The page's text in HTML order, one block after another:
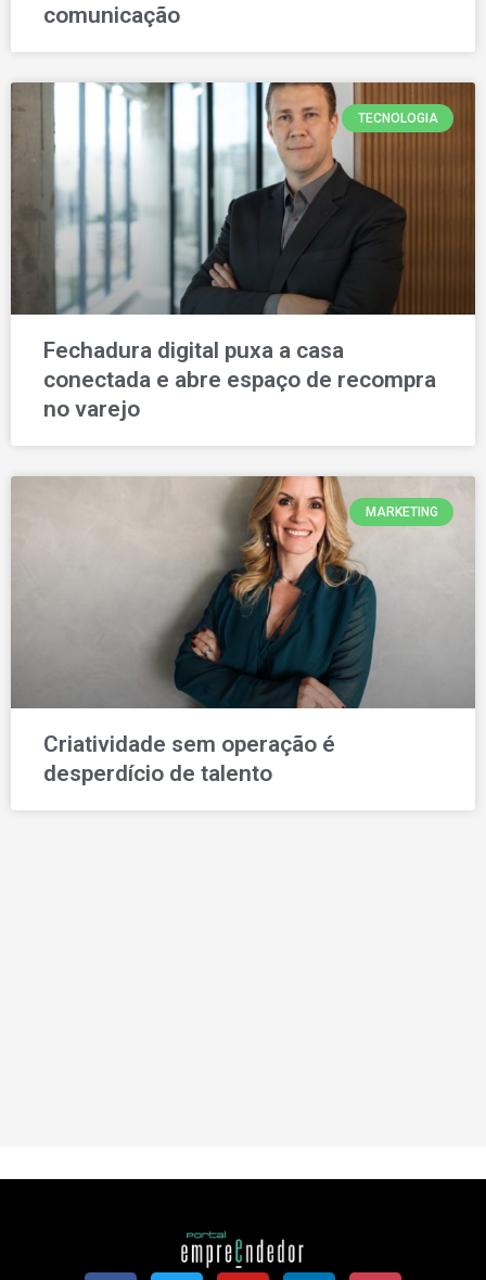
comunicação
TECNOLOGIA
Fechadura digital puxa a casa
conectada e abre espaço de recompra
no varejo
MARKETING
Criatividade sem operação é
desperdício de talento